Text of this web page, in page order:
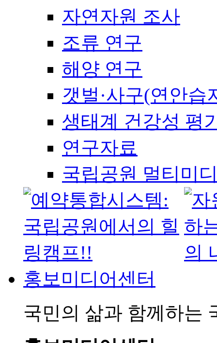
자연자원 조사
조류 연구
해양 연구
갯벌·사구(연안습
생태계 건강성 평
연구자료
국립공원 멀티미
홍보미디어센터
국민의 삶과 함께하는